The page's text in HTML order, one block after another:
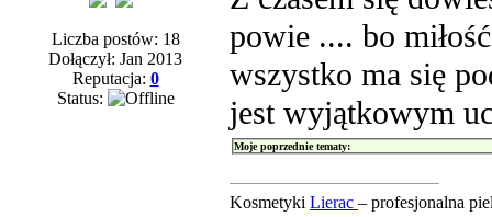
Liczba postów: 18
Dołączył: Jan 2013
Reputacja: 0
Status:
powie .... bo
wszystko ma się
jest wyjątkowym
Moje poprzednie tematy:
Kosmetyki Lierac – profesjonalna